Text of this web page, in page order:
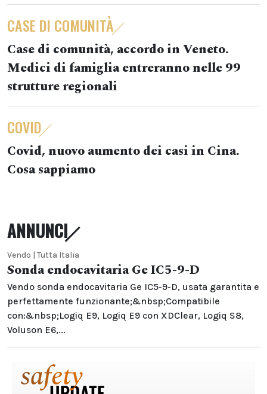
CASE DI COMUNITÀ
Case di comunità, accordo in Veneto.
Medici di famiglia entreranno nelle 99
strutture regionali
COVID
Covid, nuovo aumento dei casi in Cina.
Cosa sappiamo
ANNUNCI
Vendo | Tutta Italia
Sonda endocavitaria Ge IC5-9-D
Vendo sonda endocavitaria Ge IC5-9-D, usata garantita e
perfettamente funzionante;&nbsp;Compatibile
con:&nbsp;Logiq E9, Logiq E9 con XDClear, Logiq S8,
Voluson E6,...